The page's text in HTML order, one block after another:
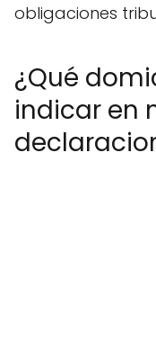
obligaciones
¿Qué
indicar en